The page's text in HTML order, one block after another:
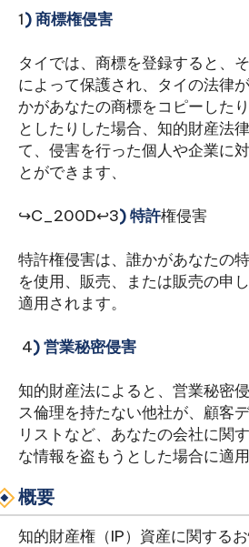
1) 商標権侵害
タイでは、商標を登録すると、
によって保護され、タイの法律
かがあなたの商標をコピーした
としたりした場合、知的財産法
て、侵害を行った個人や企業に
とができます、
↪C_200D↩3) 特許権侵害
特許権侵害は、誰かがあなたの
を使用、販売、または販売の申
適用されます。
‍ ‍4) 営業秘密侵害
知的財産法によると、営業秘密
ス倫理を持たない他社が、顧客
リストなど、あなたの会社に関
な情報を盗もうとした場合に適用
概要
知的財産権（IP）資産に関する